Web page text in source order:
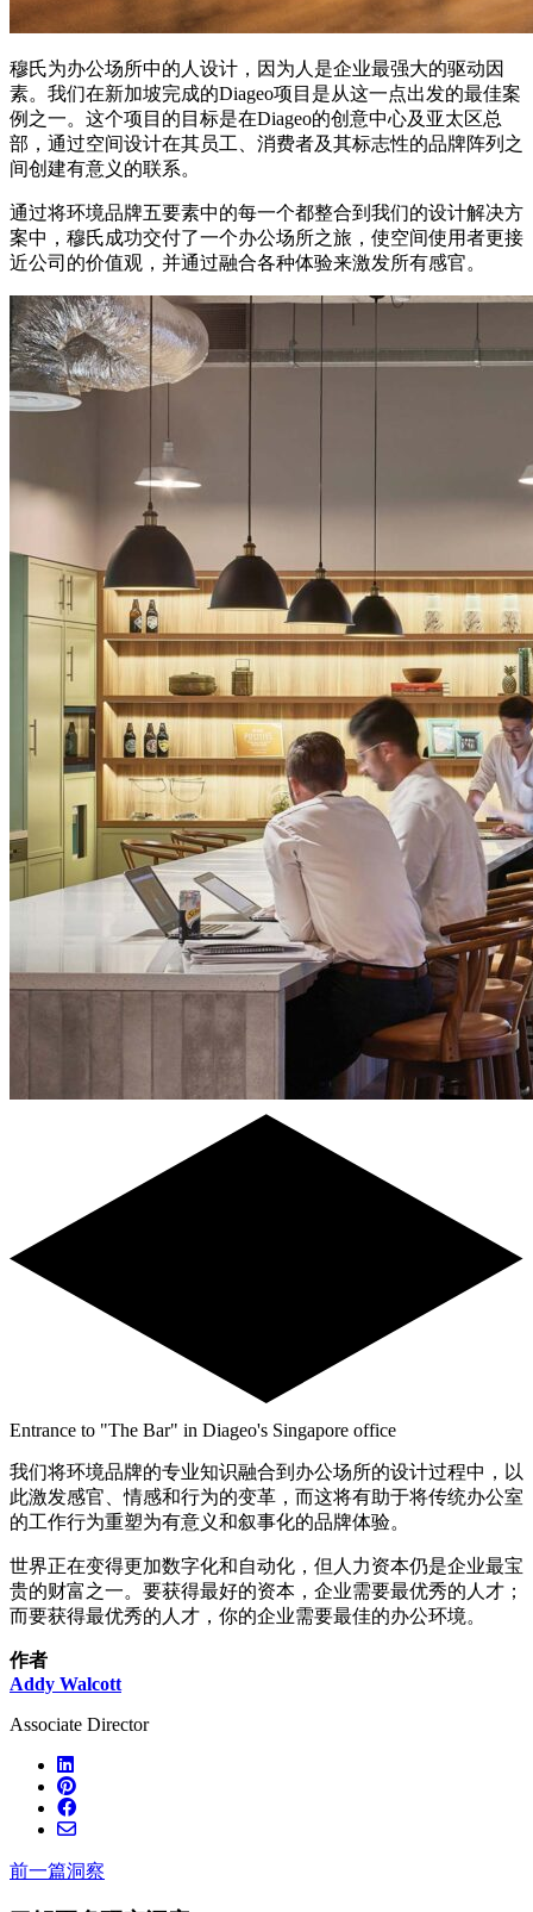
穆氏为办公场所中的人设计，因为人是企业最强大的驱动因
素。我们在新加坡完成的Diageo项目是从这一点出发的最佳案
例之一。这个项目的目标是在Diageo的创意中心及亚太区总
部，通过空间设计在其员工、消费者及其标志性的品牌阵列之
间创建有意义的联系。
通过将环境品牌五要素中的每一个都整合到我们的设计解决方
案中，穆氏成功交付了一个办公场所之旅，使空间使用者更接
近公司的价值观，并通过融合各种体验来激发所有感官。
Entrance to "The Bar" in Diageo's Singapore office
我们将环境品牌的专业知识融合到办公场所的设计过程中，以
此激发感官、情感和行为的变革，而这将有助于将传统办公室
的工作行为重塑为有意义和叙事化的品牌体验。
世界正在变得更加数字化和自动化，但人力资本仍是企业最宝
贵的财富之一。要获得最好的资本，企业需要最优秀的人才；
而要获得最优秀的人才，你的企业需要最佳的办公环境。
作者
Addy Walcott
Associate Director
前一篇洞察